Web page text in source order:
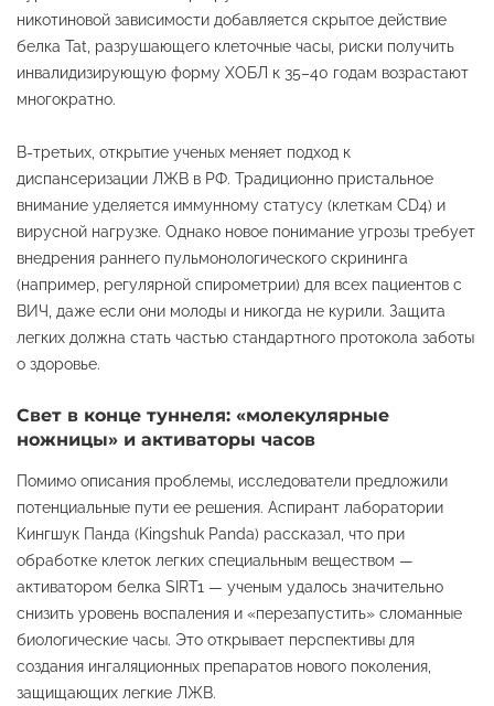
никотиновой зависимости добавляется скрытое действие
белка Tat, разрушающего клеточные часы, риски получить
инвалидизирующую форму ХОБЛ к 35–40 годам возрастают
многократно.
В-третьих, открытие ученых меняет подход к
диспансеризации ЛЖВ в РФ. Традиционно пристальное
внимание уделяется иммунному статусу (клеткам CD4) и
вирусной нагрузке. Однако новое понимание угрозы требует
внедрения раннего пульмонологического скрининга
(например, регулярной спирометрии) для всех пациентов с
ВИЧ, даже если они молоды и никогда не курили. Защита
легких должна стать частью стандартного протокола заботы
о здоровье.
Свет в конце туннеля: «молекулярные
ножницы» и активаторы часов
Помимо описания проблемы, исследователи предложили
потенциальные пути ее решения. Аспирант лаборатории
Кингшук Панда (Kingshuk Panda) рассказал, что при
обработке клеток легких специальным веществом —
активатором белка SIRT1 — ученым удалось значительно
снизить уровень воспаления и «перезапустить» сломанные
биологические часы. Это открывает перспективы для
создания ингаляционных препаратов нового поколения,
защищающих легкие ЛЖВ.